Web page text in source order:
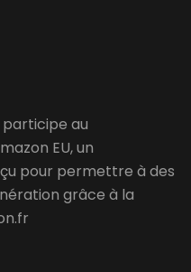
au
EU, un
pour permettre à des
grâce à la